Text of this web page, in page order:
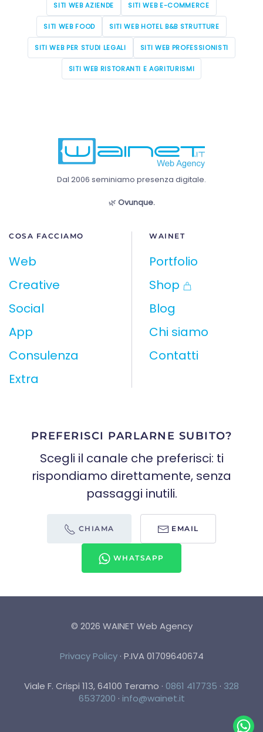
SITI WEB AZIENDE SITI WEB E-COMMERCE
SITI WEB FOOD SITI WEB HOTEL B&B STRUTTURE
SITI WEB PER STUDI LEGALI SITI WEB PROFESSIONISTI
SITI WEB RISTORANTI E AGRITURISMI
Dal 2006 seminiamo presenza digitale.
🌿 Ovunque.
COSA FACCIAMO
Web
Creative
Social
App
Consulenza
Extra
WAINET
Portfolio
Shop
Blog
Chi siamo
Contatti
PREFERISCI PARLARNE SUBITO?
Scegli il canale che preferisci: ti
rispondiamo direttamente, senza
passaggi inutili.
CHIAMA EMAIL
WHATSAPP
© 2026 WAINET Web Agency
Privacy Policy · P.IVA 01709640674
Viale F. Crispi 113, 64100 Teramo · 0861 417735 · 328
6537200 · info@wainet.it